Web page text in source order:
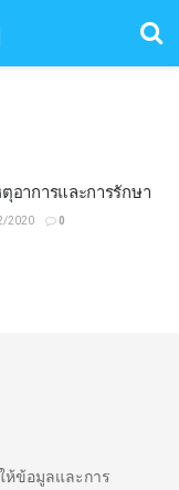
ตุอาการและการรักษา
2020 0
ห้ข้อมูลและการ